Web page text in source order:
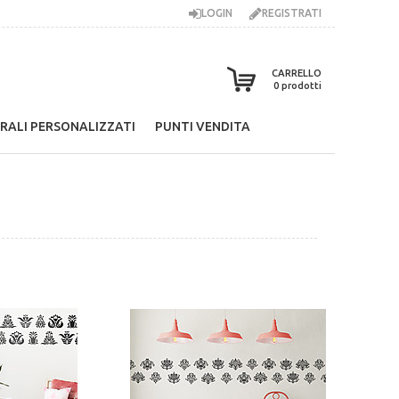
LOGIN REGISTRATI
CARRELLO
0 prodotti
PERSONALIZZATI PUNTI VENDITA